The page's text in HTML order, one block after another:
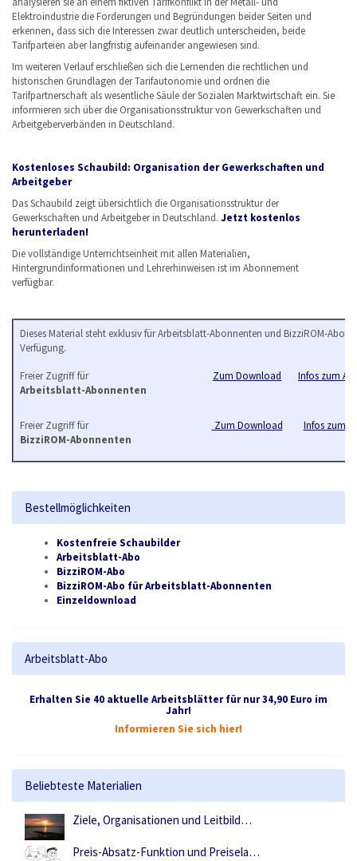
Elektroindustrie die Forderungen und Begründungen beider Seiten und
erkennen, dass sich die Interessen zwar deutlich unterscheiden, beide
Tarifparteien aber langfristig aufeinander angewiesen sind.
Im weiteren Verlauf erschließen sich die Lernenden die rechtlichen und
historischen Grundlagen der Tarifautonomie und ordnen die
Tarifpartnerschaft als wesentliche Säule der Sozialen Marktwirtschaft ein. Sie
informieren sich über die Organisationsstruktur von Gewerkschaften und
Arbeitgeberverbänden in Deutschland.
Kostenloses Schaubild: Organisation der Gewerkschaften und
Arbeitgeber
Das Schaubild zeigt übersichtlich die Organisationsstruktur der
Gewerkschaften und Arbeitgeber in Deutschland. Jetzt kostenlos
herunterladen!
Die vollständige Unterrichtseinheit mit allen Materialien,
Hintergrundinformationen und Lehrerhinweisen ist im Abonnement
verfügbar.
Dieses Material steht exklusiv für Arbeitsblatt-Abonnenten und BizziROM-
Verfügung.
Freier Zugriff für
Arbeitsblatt-Abonnenten
Zum Download Infos zum
Freier Zugriff für
BizziROM-Abonnenten
Zum Download Infos zum
Bestellmöglichkeiten
Kostenfreie Schaubilder
Arbeitsblatt-Abo
BizziROM-Abo
BizziROM-Abo für Arbeitsblatt-Abonnenten
Einzeldownload
Arbeitsblatt-Abo
Erhalten Sie 40 aktuelle Arbeitsblätter für nur 34,90 Euro im
Jahr!
Informieren Sie sich hier!
Beliebteste Materialien
Ziele, Organisationen und Leitbild…
Preis-Absatz-Funktion und Preisela…